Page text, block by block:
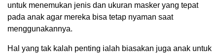
untuk menemukan jenis dan ukuran masker yang tepat
pada anak agar mereka bisa tetap nyaman saat
menggunakannya.
Hal yang tak kalah penting ialah biasakan juga anak untuk